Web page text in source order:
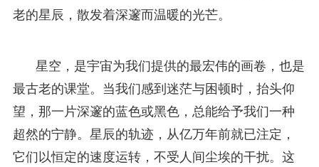
老的星辰，散发着深邃而温暖的光芒。
星空，是宇宙为我们提供的最宏伟的画卷，也是
最古老的课堂。当我们感到迷茫与困顿时，抬头仰
望，那一片深邃的蓝色或黑色，总能给予我们一种
超然的宁静。星辰的轨迹，从亿万年前就已注定，
它们以恒定的速度运转，不受人间尘埃的干扰。这